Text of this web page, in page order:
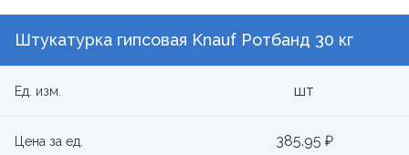
Штукатурка гипсовая Knauf Ротбанд 30 кг
Ед. изм. шт
Цена за ед. 385.95 ₽